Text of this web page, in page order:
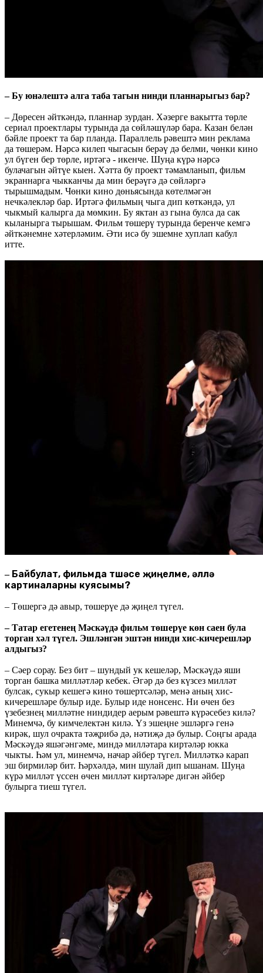
– Бу юнәлештә алга таба тагын нинди планнарыгыз бар?
– Дөресен әйткәндә, планнар зурдан. Хәзерге вакытта төрле
сериал проектлары турында да сөйләшүләр бара. Казан белән
бәйле проект та бар планда. Параллель рәвештә мин реклама
да төшерәм. Нәрсә килеп чыгасын берәү дә белми, чөнки кино
ул бүген бер төрле, иртәгә - икенче. Шуңа күрә нәрсә
булачагын әйтүе кыен. Хәтта бу проект тәмамланып, фильм
экраннарга чыкканчы да мин берәүгә дә сөйләргә
тырышмадым. Чөнки кино дөньясында көтелмәгән
нечкәлекләр бар. Иртәгә фильмың чыга дип көткәндә, ул
чыкмый калырга да мөмкин. Бу яктан аз гына булса да сак
кыланырга тырышам. Фильм төшерү турында беренче кемгә
әйткәнемне хәтерләмим. Әти исә бу эшемне хуплап кабул
итте.
– Байбулат, фильмда төшәсе җиңелме, әллә
картиналарны куясымы?
– Төшергә дә авыр, төшерүе дә җиңел түгел.
– Татар егетенең Мәскәүдә фильм төшерүе көн саен була
торган хәл түгел. Эшләнгән эштән нинди хис-кичерешләр
алдыгыз?
– Сәер сорау. Без бит – шундый ук кешеләр, Мәскәүдә яши
торган башка милләтләр кебек. Әгәр дә без күзсез милләт
булсак, сукыр кешегә кино төшертсәләр, менә аның хис-
кичерешләре булыр иде. Булыр иде нонсенс. Ни өчен без
үзебезнең милләтне ниндидер аерым рәвештә күрәсебез килә?
Минемчә, бу кимчелектән килә. Үз эшеңне эшләргә генә
кирәк, шул очракта тәҗрибә дә, нәтиҗә дә булыр. Соңгы арада
Мәскәүдә яшәгәнгәме, миндә милләтара киртәләр юкка
чыкты. Һәм ул, минемчә, начар әйбер түгел. Милләткә карап
эш бирмиләр бит. Һәрхәлдә, мин шулай дип ышанам. Шуңа
күрә милләт үссен өчен милләт киртәләре дигән әйбер
булырга тиеш түгел.